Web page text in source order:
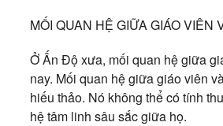
MỐI QUAN HỆ GIỮA GIÁO VIÊN
Ở Ấn Độ xưa, mối quan hệ giữa
nay. Mối quan hệ giữa giáo viên
hiếu thảo. Nó không thể có tính
hệ tâm linh sâu sắc giữa họ.